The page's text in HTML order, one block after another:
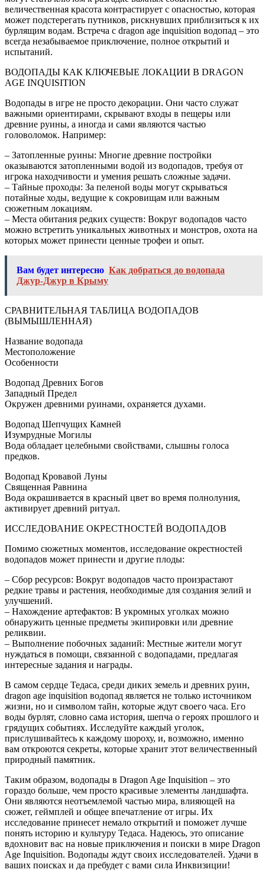
величественная красота контрастирует с опасностью, которая
может подстерегать путников, рискнувших приблизиться к их
бурлящим водам. Встреча с dragon age inquisition водопад – это
всегда незабываемое приключение, полное открытий и
испытаний.
ВОДОПАДЫ КАК КЛЮЧЕВЫЕ ЛОКАЦИИ В DRAGON
AGE INQUISITION
Водопады в игре не просто декорации. Они часто служат
важными ориентирами, скрывают входы в пещеры или
древние руины, а иногда и сами являются частью
головоломок. Например:
– Затопленные руины: Многие древние постройки
оказываются затопленными водой из водопадов, требуя от
игрока находчивости и умения решать сложные задачи.
– Тайные проходы: За пеленой воды могут скрываться
потайные ходы, ведущие к сокровищам или важным
сюжетным локациям.
– Места обитания редких существ: Вокруг водопадов часто
можно встретить уникальных животных и монстров, охота на
которых может принести ценные трофеи и опыт.
Вам будет интересно Как добраться до водопада
Джур-Джур в Крыму
СРАВНИТЕЛЬНАЯ ТАБЛИЦА ВОДОПАДОВ
(ВЫМЫШЛЕННАЯ)
Название водопада
Местоположение
Особенности
Водопад Древних Богов
Западный Предел
Окружен древними руинами, охраняется духами.
Водопад Шепчущих Камней
Изумрудные Могилы
Вода обладает целебными свойствами, слышны голоса
предков.
Водопад Кровавой Луны
Священная Равнина
Вода окрашивается в красный цвет во время полнолуния,
активирует древний ритуал.
ИССЛЕДОВАНИЕ ОКРЕСТНОСТЕЙ ВОДОПАДОВ
Помимо сюжетных моментов, исследование окрестностей
водопадов может принести и другие плоды:
– Сбор ресурсов: Вокруг водопадов часто произрастают
редкие травы и растения, необходимые для создания зелий и
улучшений.
– Нахождение артефактов: В укромных уголках можно
обнаружить ценные предметы экипировки или древние
реликвии.
– Выполнение побочных заданий: Местные жители могут
нуждаться в помощи, связанной с водопадами, предлагая
интересные задания и награды.
В самом сердце Тедаса, среди диких земель и древних руин,
dragon age inquisition водопад является не только источником
жизни, но и символом тайн, которые ждут своего часа. Его
воды бурлят, словно сама история, шепча о героях прошлого и
грядущих событиях. Исследуйте каждый уголок,
прислушивайтесь к каждому шороху, и, возможно, именно
вам откроются секреты, которые хранит этот величественный
природный памятник.
Таким образом, водопады в Dragon Age Inquisition – это
гораздо больше, чем просто красивые элементы ландшафта.
Они являются неотъемлемой частью мира, влияющей на
сюжет, геймплей и общее впечатление от игры. Их
исследование принесет немало открытий и поможет лучше
понять историю и культуру Тедаса. Надеюсь, это описание
вдохновит вас на новые приключения и поиски в мире Dragon
Age Inquisition. Водопады ждут своих исследователей. Удачи в
ваших поисках и да пребудет с вами сила Инквизиции!